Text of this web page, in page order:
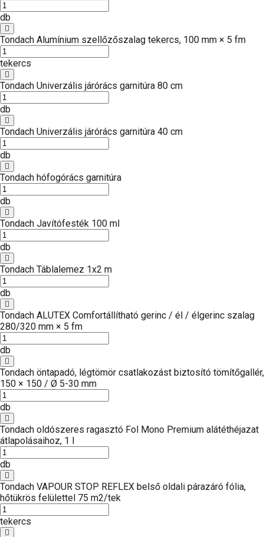
db
Tondach Alumínium szellőzőszalag tekercs, 100 mm × 5 fm
tekercs
Tondach Univerzális járórács garnitúra 80 cm
db
Tondach Univerzális járórács garnitúra 40 cm
db
Tondach hófogórács garnitúra
db
Tondach Javítófesték 100 ml
db
Tondach Táblalemez 1x2 m
db
Tondach ALUTEX Comfortállítható gerinc / él / élgerinc szalag
280/320 mm × 5 fm
db
Tondach öntapadó, légtömör csatlakozást biztosító tömítőgallér,
150 × 150 / Ø 5-30 mm
db
Tondach oldószeres ragasztó Fol Mono Premium alátéthéjazat
átlapolásaihoz, 1 l
db
Tondach VAPOUR STOP REFLEX belső oldali párazáró fólia,
hőtükrös felülettel 75 m2/tek
tekercs